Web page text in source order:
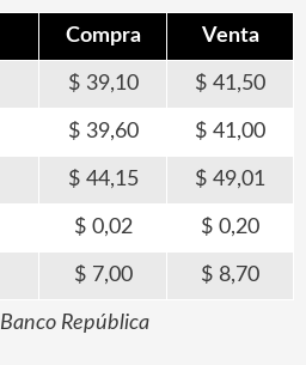
Compra Venta
39,10 41,50
39,60 41,00
44,15 49,01
0,02 0,20
7,00 8,70
República